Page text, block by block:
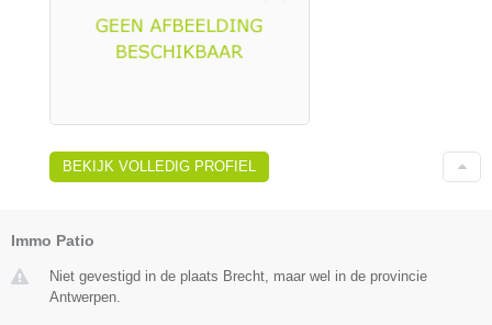
BEKIJK VOLLEDIG PROFIEL
Immo Patio
Niet gevestigd in de plaats Brecht, maar wel in de provincie
Antwerpen.